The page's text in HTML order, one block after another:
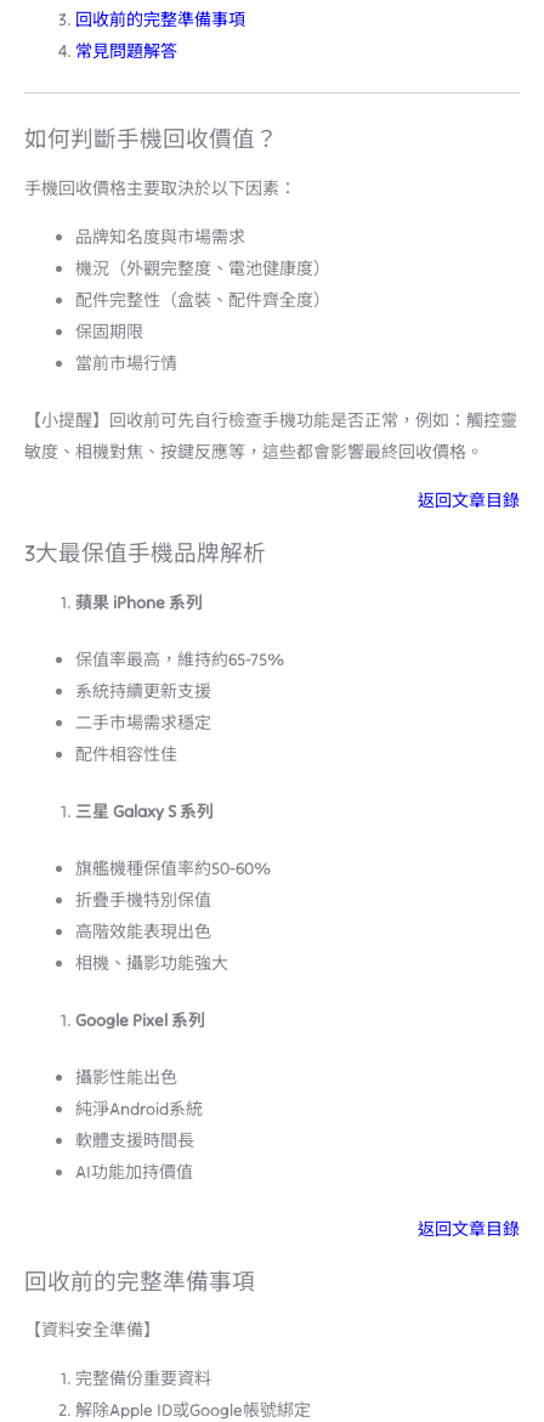
回收前的完整準備事項
常見問題解答
如何判斷手機回收價值？
手機回收價格主要取決於以下因素：
品牌知名度與市場需求
機況（外觀完整度、電池健康度）
配件完整性（盒裝、配件齊全度）
保固期限
當前市場行情
【小提醒】回收前可先自行檢查手機功能是否正常，例如：觸控靈
敏度、相機對焦、按鍵反應等，這些都會影響最終回收價格。
返回文章目錄
3大最保值手機品牌解析
蘋果 iPhone 系列
保值率最高，維持約65-75%
系統持續更新支援
二手市場需求穩定
配件相容性佳
三星 Galaxy S 系列
旗艦機種保值率約50-60%
折疊手機特別保值
高階效能表現出色
相機、攝影功能強大
Google Pixel 系列
攝影性能出色
純淨Android系統
軟體支援時間長
AI功能加持價值
返回文章目錄
回收前的完整準備事項
【資料安全準備】
完整備份重要資料
解除Apple ID或Google帳號綁定